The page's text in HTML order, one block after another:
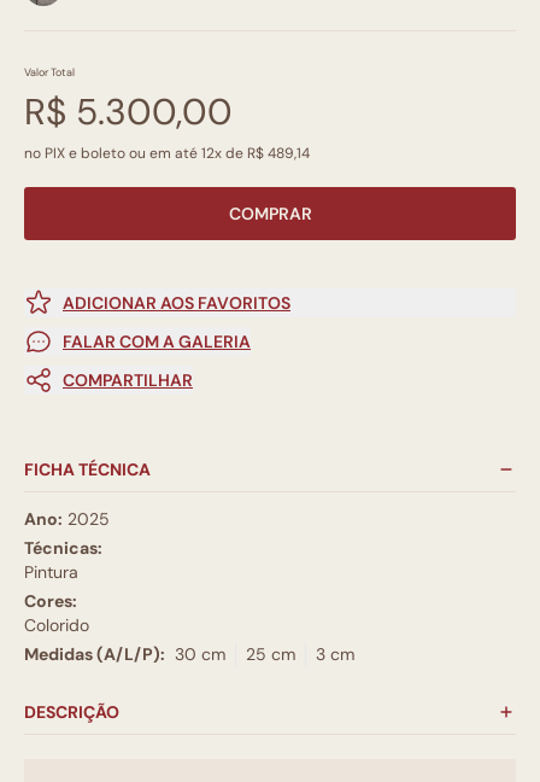
Valor Total
R$ 5.300,00
no PIX e boleto ou em até 12x de R$ 489,14
COMPRAR
ADICIONAR AOS FAVORITOS
FALAR COM A GALERIA
COMPARTILHAR
FICHA TÉCNICA
Ano: 2025
Técnicas:
Pintura
Cores:
Colorido
Medidas (A/L/P): 30 cm 25 cm 3 cm
DESCRIÇÃO